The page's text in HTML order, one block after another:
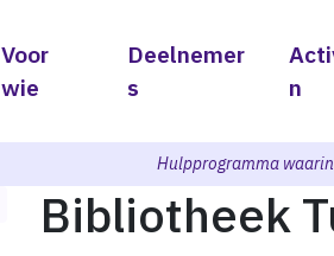
Voor
wie
Deelnemer
s
n
Hulpprogramma
Bibliotheek